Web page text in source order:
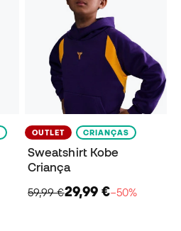
OUTLET CRIANÇAS
Sweatshirt Kobe
Criança
59,99 €29,99 €−50%